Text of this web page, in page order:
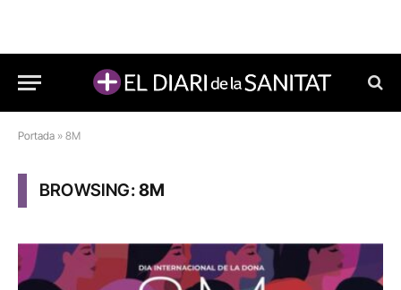
Portada » 8M
BROWSING:8M